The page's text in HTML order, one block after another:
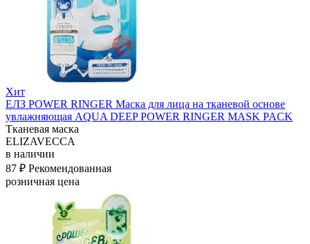
Хит
ЕЛЗ POWER RINGER Маска для лица на тканевой основе
увлажняющая AQUA DEEP POWER RINGER MASK PACK
Тканевая маска
ELIZAVECCA
в наличии
87 ₽ Рекомендованная
розничная цена